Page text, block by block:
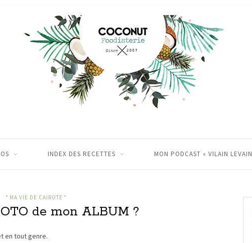
INDEX DES RECETTES MON PODCAST « VILAIN
° MA VIE DE CAIROTE °
de mon ALBUM ?
en tout genre.